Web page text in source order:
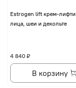
Еstrogen lift крем-
лица, шеи и декольте
4 840 ₽
В корзину